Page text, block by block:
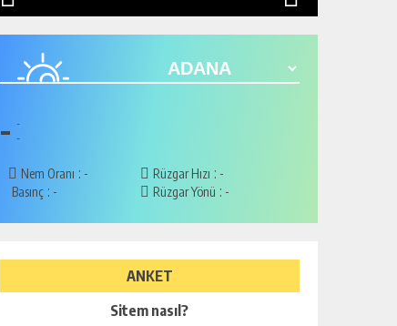
- -
-
Nem Oranı : -
Basınç : -
Rüzgar Hızı : -
Rüzgar Yönü : -
ANKET
Sitem nasıl?